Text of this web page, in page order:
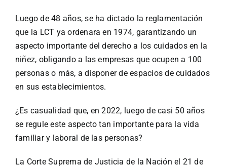
Luego de 48 años, se ha dictado la reglamentación
que la LCT ya ordenara en 1974, garantizando un
aspecto importante del derecho a los cuidados en la
niñez, obligando a las empresas que ocupen a 100
personas o más, a disponer de espacios de cuidados
en sus establecimientos.
¿Es casualidad que, en 2022, luego de casi 50 años
se regule este aspecto tan importante para la vida
familiar y laboral de las personas?
La Corte Suprema de Justicia de la Nación el 21 de